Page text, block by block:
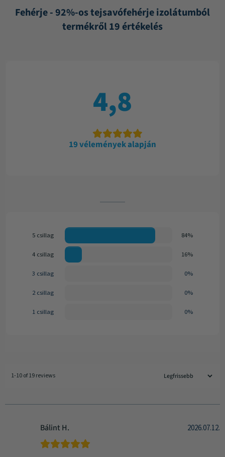
Fehérje - 92%-os tejsavófehérje izolátumból
termékről 19 értékelés
4,8
19 vélemények alapján
5 csillag 84%
4 csillag 16%
3 csillag 0%
2 csillag 0%
1 csillag 0%
1-10 of 19 reviews
Bálint H. 2026.07.12.